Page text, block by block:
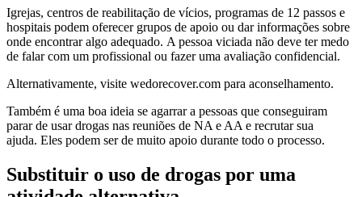
Igrejas, centros de reabilitação de vícios, programas de 12 passos e
hospitais podem oferecer grupos de apoio ou dar informações sobre
onde encontrar algo adequado. A pessoa viciada não deve ter medo
de falar com um profissional ou fazer uma avaliação confidencial.
Alternativamente, visite wedorecover.com para aconselhamento.
Também é uma boa ideia se agarrar a pessoas que conseguiram
parar de usar drogas nas reuniões de NA e AA e recrutar sua
ajuda. Eles podem ser de muito apoio durante todo o processo.
Substituir o uso de drogas por uma